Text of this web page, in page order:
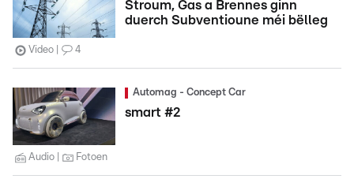
Stroum, Gas a Brennes ginn
duerch Subventioune méi bëlleg
Video 4
Automag - Concept Car
smart #2
Audio Fotoen